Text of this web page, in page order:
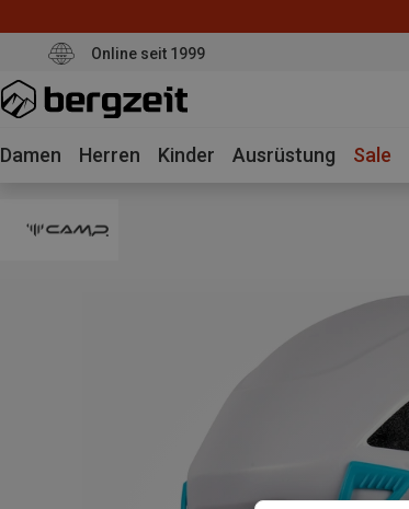
Online seit 1999
Damen Herren Kinder Ausrüstung Sale